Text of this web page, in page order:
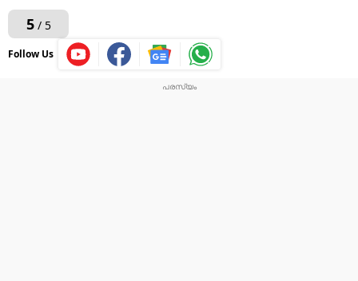
5/ 5
Follow Us